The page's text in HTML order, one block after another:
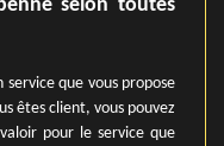
selon toutes
service que vous propose
êtes client, vous pouvez
pour le service que